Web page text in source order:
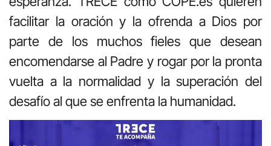
facilitar la oración y la ofrenda a Dios por
parte de los muchos fieles que desean
encomendarse al Padre y rogar por la pronta
vuelta a la normalidad y la superación del
desafío al que se enfrenta la humanidad.